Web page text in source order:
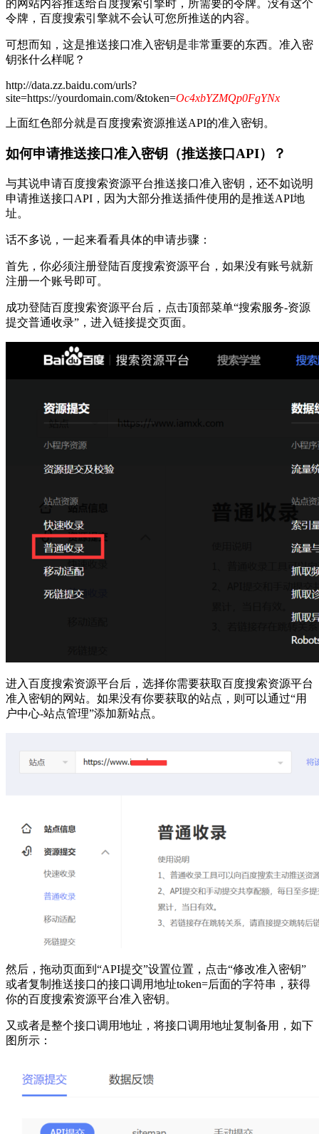
的网站内容推送给百度搜索引擎时，所需要的令牌。没有这个
令牌，百度搜索引擎就不会认可您所推送的内容。
可想而知，这是推送接口准入密钥是非常重要的东西。准入密
钥张什么样呢？
http://data.zz.baidu.com/urls?
site=https://yourdomain.com/&token=Oc4xbYZMQp0FgYNx
上面红色部分就是百度搜索资源推送API的准入密钥。
如何申请推送接口准入密钥（推送接口API）？
与其说申请百度搜索资源平台推送接口准入密钥，还不如说明
申请推送接口API，因为大部分推送插件使用的是推送API地
址。
话不多说，一起来看看具体的申请步骤：
首先，你必须注册登陆百度搜索资源平台，如果没有账号就新
注册一个账号即可。
成功登陆百度搜索资源平台后，点击顶部菜单“搜索服务-资源
提交普通收录”，进入链接提交页面。
进入百度搜索资源平台后，选择你需要获取百度搜索资源平台
准入密钥的网站。如果没有你要获取的站点，则可以通过“用
户中心-站点管理”添加新站点。
然后，拖动页面到“API提交”设置位置，点击“修改准入密钥”
或者复制推送接口的接口调用地址token=后面的字符串，获得
你的百度搜索资源平台准入密钥。
又或者是整个接口调用地址，将接口调用地址复制备用，如下
图所示：